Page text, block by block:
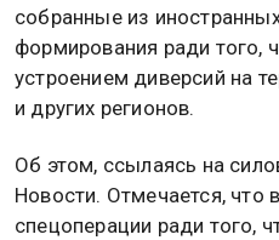
собранные из
формирования ради того,
устроением диверсий на
и других регионов.
Об этом, ссылаясь на
Новости. Отмечается, что
спецоперации ради того,